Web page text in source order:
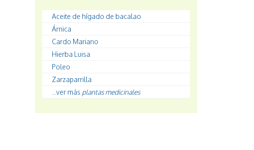
Aceite de hígado de bacalao
Árnica
Cardo Mariano
Hierba Luisa
Poleo
Zarzaparrilla
...ver más plantas medicinales